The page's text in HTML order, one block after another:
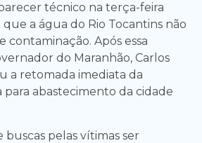
técnico na terça-feira
a água do Rio Tocantins não
contaminação. Após essa
do Maranhão, Carlos
a retomada imediata da
abastecimento da cidade
pelas vítimas ser